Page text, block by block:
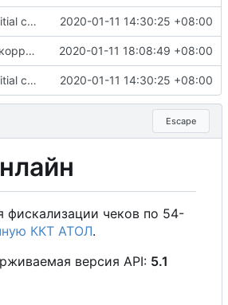
Initial commit, v0.1.0-b 2020-01-11 14:30:25 +08:00
Скорректированы ссылки в документации 2020-01-11 18:08:49 +08:00
Initial commit, v0.1.0-b 2020-01-11 14:30:25 +08:00
Escape
фискализации чеков по 54-
ККТ АТОЛ.
версия API: 5.1